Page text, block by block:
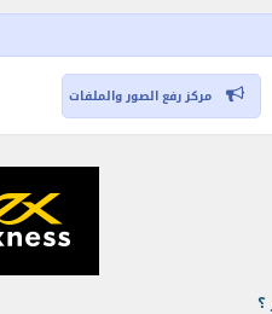
مركز رفع الصور والملفات
؟